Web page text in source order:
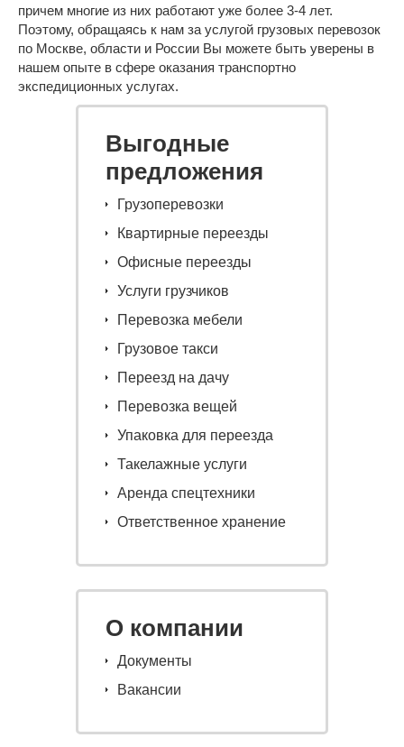
причем многие из них работают уже более 3-4 лет.
Поэтому, обращаясь к нам за услугой грузовых перевозок
по Москве, области и России Вы можете быть уверены в
нашем опыте в сфере оказания транспортно
экспедиционных услугах.
Выгодные
предложения
Грузоперевозки
Квартирные переезды
Офисные переезды
Услуги грузчиков
Перевозка мебели
Грузовое такси
Переезд на дачу
Перевозка вещей
Упаковка для переезда
Такелажные услуги
Аренда спецтехники
Ответственное хранение
О компании
Документы
Вакансии